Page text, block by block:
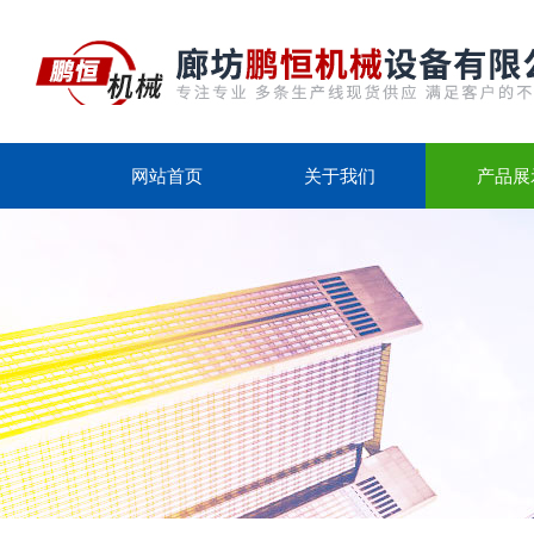
网站首页 关于我们 产品